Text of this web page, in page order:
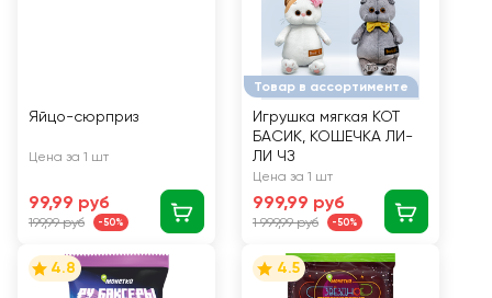
Яйцо-сюрприз
Цена за 1 шт
99,99 руб
199,99 руб -50%
Товар в ассортименте
Игрушка мягкая КОТ
БАСИК, КОШЕЧКА ЛИ-
ЛИ ЧЗ
Цена за 1 шт
999,99 руб
1 999,99 руб -50%
4.8 4.5